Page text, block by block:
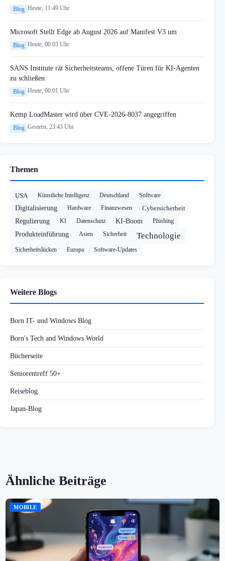
Blog Heute, 11:49 Uhr
Microsoft Stellt Edge ab August 2026 auf Manifest V3 um
Blog Heute, 00:03 Uhr
SANS Institute rät Sicherheitsteams, offene Türen für KI-Agenten
zu schließen
Blog Heute, 00:01 Uhr
Kemp LoadMaster wird über CVE-2026-8037 angegriffen
Blog Gestern, 23:43 Uhr
Themen
USA Künstliche Intelligenz Deutschland Software
Digitalisierung Hardware Finanzwesen
Cybersicherheit
Regulierung
KI Datenschutz KI-Boom Phishing
Produkteinführung Asien Sicherheit Technologie
Sicherheitslücken Europa Software-Updates
Weitere Blogs
Born IT- und Windows Blog
Born's Tech and Windows World
Bücherseite
Seniorentreff 50+
Reiseblog
Japan-Blog
Ähnliche Beiträge
MOBILE